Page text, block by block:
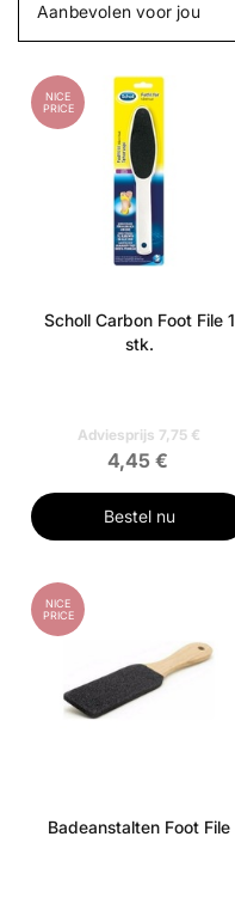
Aanbevolen voor jou
NICE
PRICE
Scholl Carbon Foot File 1
stk.
Adviesprijs 7,75 €
4,45 €
Bestel nu
NICE
PRICE
Badeanstalten Foot File